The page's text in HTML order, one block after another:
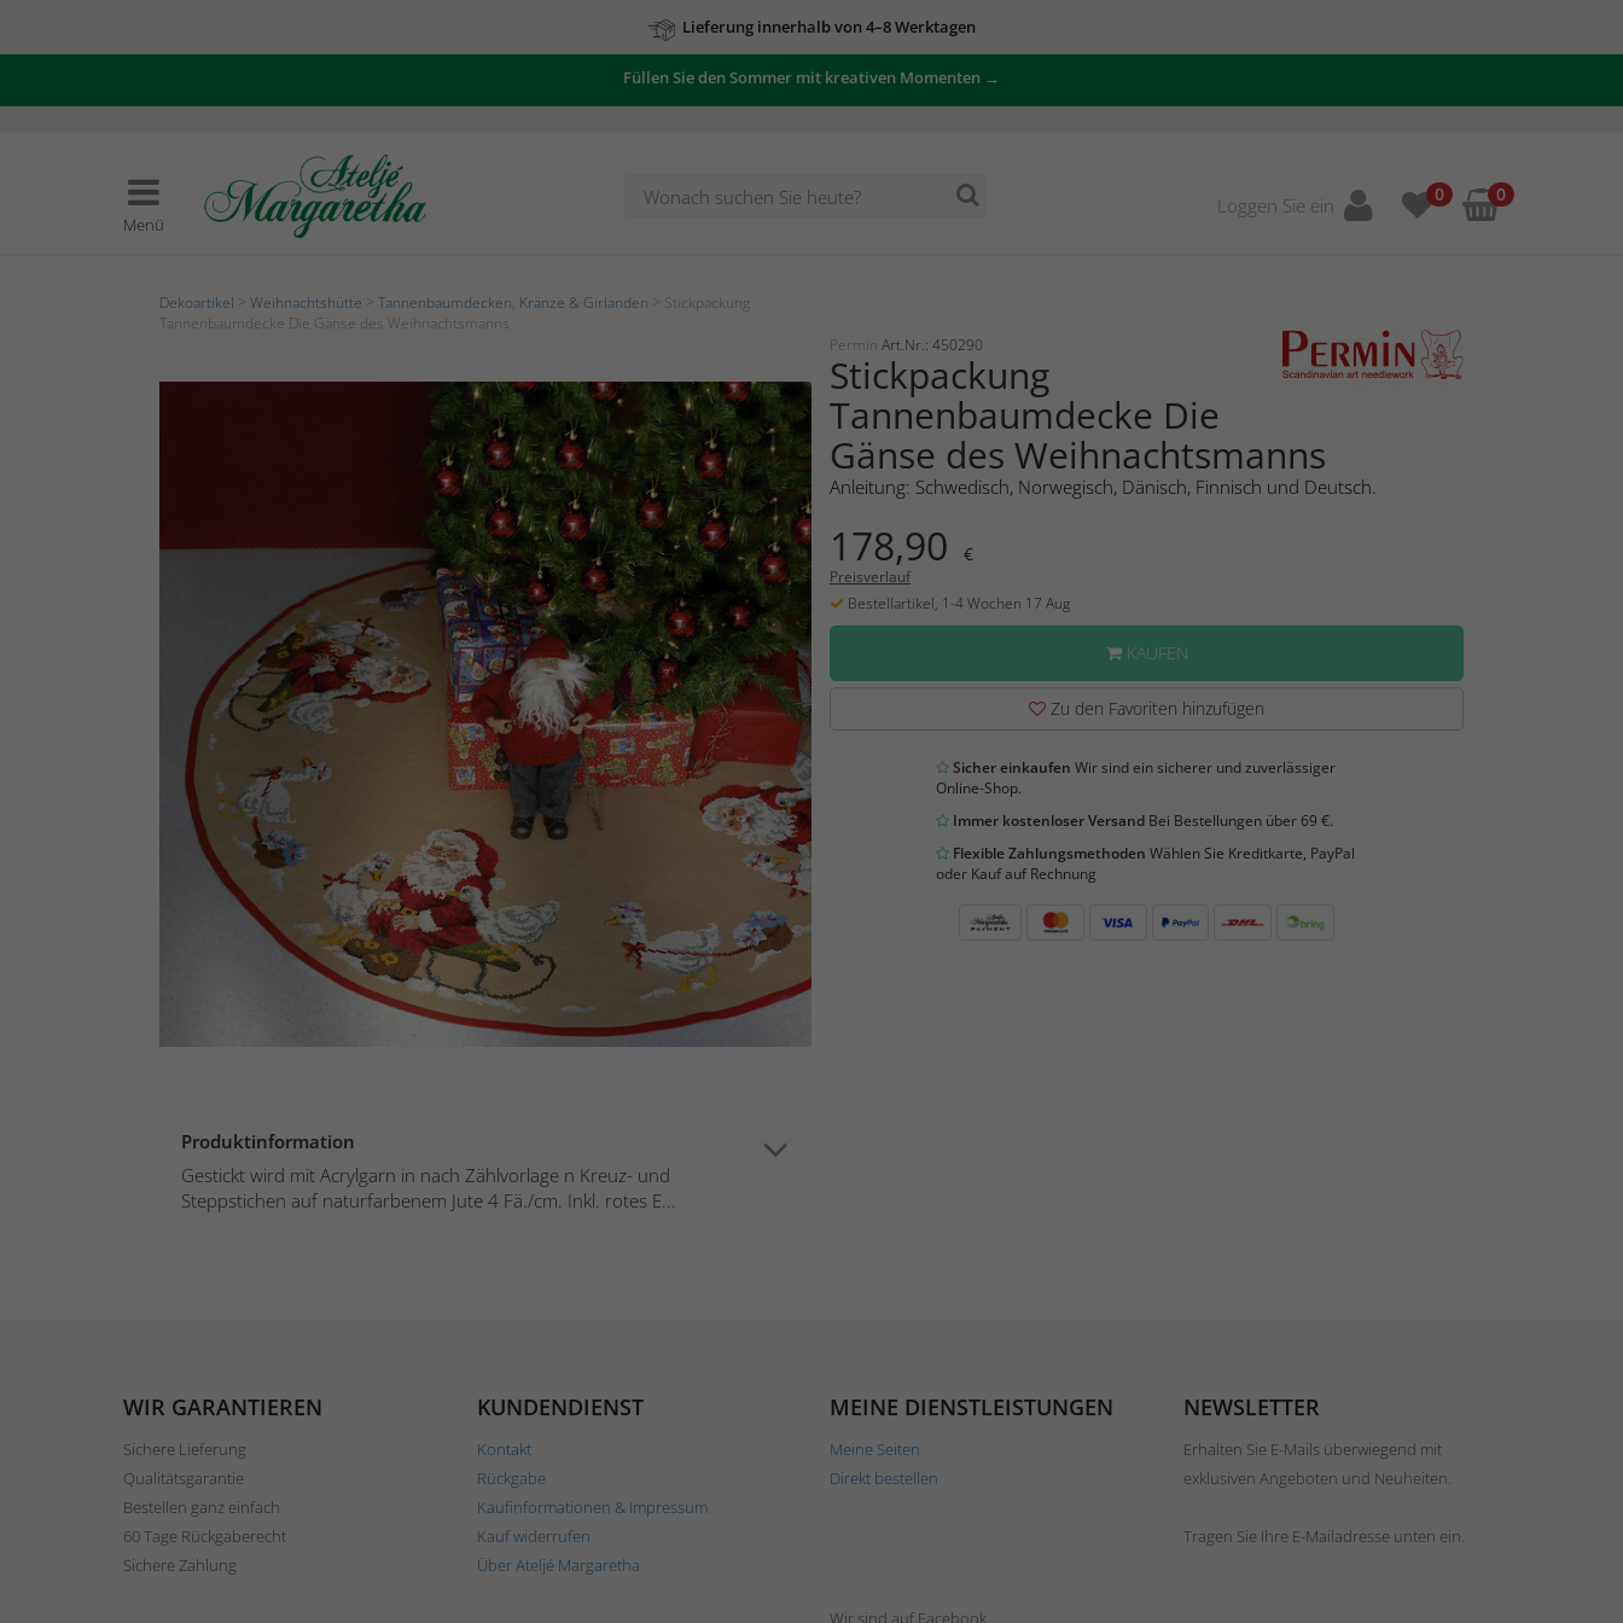
Lieferung innerhalb von 4–8 Werktagen
Zu unseren Angeboten
Füllen Sie den Sommer mit kreativen Momenten →
Menü
Loggen Sie ein 0 0
Dekoartikel Weihnachtshütte Tannenbaumdecken, Kränze & Girlanden > Stickpackung
Tannenbaumdecke Die Gänse des Weihnachtsmanns
Produktinformation
Gestickt wird mit Acrylgarn in nach Zählvorlage n Kreuz- und
Steppstichen auf naturfarbenem Jute 4 Fä./cm. Inkl. rotes E...
Permin Art.Nr.: 450290
Stickpackung
Tannenbaumdecke Die
Gänse des Weihnachtsmanns
Anleitung: Schwedisch, Norwegisch, Dänisch, Finnisch und Deutsch.
178,90 €
Preisverlauf
Bestellartikel, 1-4 Wochen 17 Aug
KAUFEN
Zu den Favoriten hinzufügen
Sicher einkaufen Wir sind ein sicherer und zuverlässiger
Online-Shop.
Immer kostenloser VersandBei Bestellungen über 69 €.
Flexible Zahlungsmethoden Wählen Sie Kreditkarte, PayPal
oder Kauf auf Rechnung
WIR GARANTIEREN
Sichere Lieferung
Qualitätsgarantie
Bestellen ganz einfach
60 Tage Rückgaberecht
Sichere Zahlung
KUNDENDIENST
Kontakt
Rückgabe
Kaufinformationen & Impressum
Kauf widerrufen
Über Ateljé Margaretha
MEINE DIENSTLEISTUNGEN
Meine Seiten
Direkt bestellen
NEWSLETTER
Erhalten Sie E-Mails überwiegend mit
exklusiven Angeboten und Neuheiten.
Tragen Sie Ihre E-Mailadresse unten ein.